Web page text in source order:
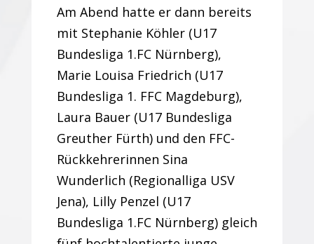
Am Abend hatte er dann bereits
mit Stephanie Köhler (U17
Bundesliga 1.FC Nürnberg),
Marie Louisa Friedrich (U17
Bundesliga 1. FFC Magdeburg),
Laura Bauer (U17 Bundesliga
Greuther Fürth) und den FFC-
Rückkehrerinnen Sina
Wunderlich (Regionalliga USV
Jena), Lilly Penzel (U17
Bundesliga 1.FC Nürnberg) gleich